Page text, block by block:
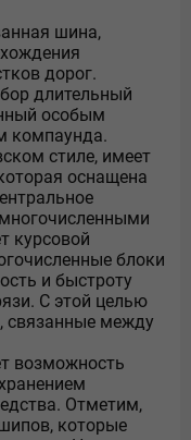
шина,
дорог.
длительный
особым
компаунда.
стиле, имеет
оснащена
курсовой
блоки
и быстроту
С этой целью
связанные между
возможность
Отметим,
которые